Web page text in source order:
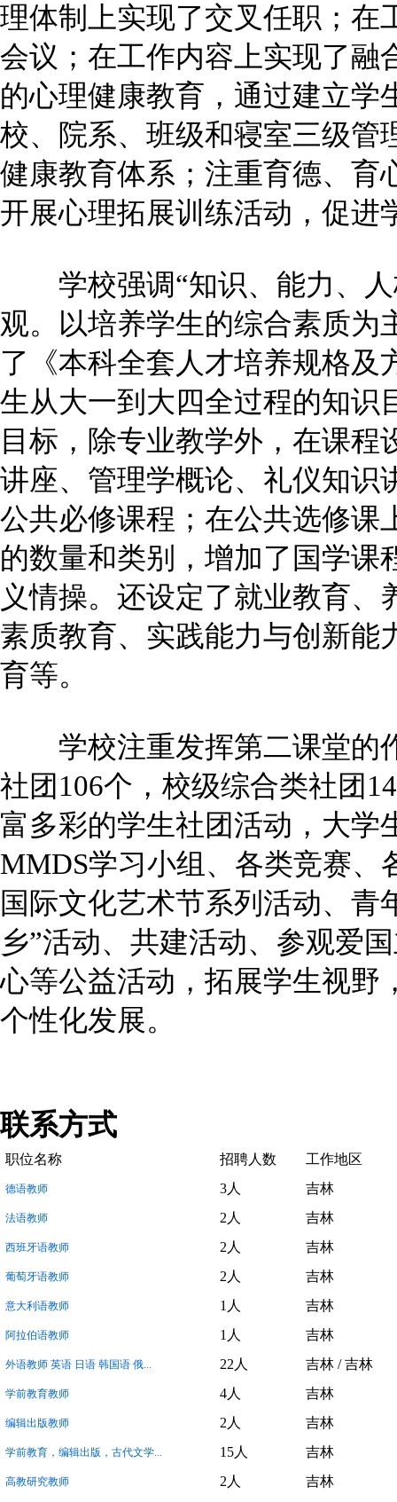
理体制上实现了交叉任职；在
会议；在工作内容上实现了融
的心理健康教育，通过建立学
校、院系、班级和寝室三级管
健康教育体系；注重育德、育
开展心理拓展训练活动，促进
学校强调“知识、能力、人
观。以培养学生的综合素质为
了《本科全套人才培养规格及
生从大一到大四全过程的知识
目标，除专业教学外，在课程
讲座、管理学概论、礼仪知识
公共必修课程；在公共选修课
的数量和类别，增加了国学课
义情操。还设定了就业教育、
素质教育、实践能力与创新能
育等。
学校注重发挥第二课堂的
社团106个，校级综合类社团
富多彩的学生社团活动，大学
MMDS学习小组、各类竞赛、
国际文化艺术节系列活动、青
乡”活动、共建活动、参观爱
心等公益活动，拓展学生视野
个性化发展。
联系方式
职位名称 招聘人数 工作地区
德语教师 3人 吉林
法语教师 2人 吉林
西班牙语教师 2人 吉林
葡萄牙语教师 2人 吉林
意大利语教师 1人 吉林
阿拉伯语教师 1人 吉林
外语教师 英语 日语 韩国语 俄... 22人 吉林 / 吉林
学前教育教师 4人 吉林
编辑出版教师 2人 吉林
学前教育，编辑出版，古代文学... 15人 吉林
高教研究教师 2人 吉林